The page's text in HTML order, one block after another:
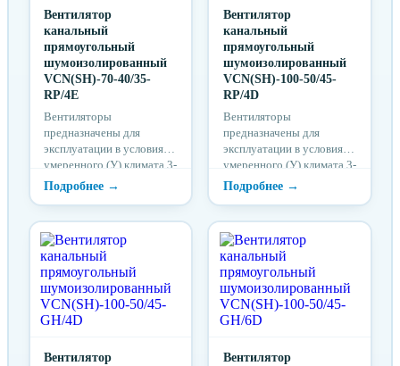
Вентилятор
канальный
прямоугольный
шумоизолированный
VCN(SH)-70-40/35-
RP/4E
Вентиляторы
предназначены для
эксплуатации в условиях
умеренного (У) климата 3-
й категории размещения
по ГОСТ 15150 при
кислотных, щелочных и
других агрессивных
примесей, при
температуре
окружающей среды от
-25ºС до +50 ºС.
Вентилятор
канальный
прямоугольный
шумоизолированный
VCN(SH)-100-50/45-
RP/4D
Вентиляторы
предназначены для
эксплуатации в условиях
умеренного (У) климата 3-
й категории размещения
по ГОСТ 15150 при
кислотных, щелочных и
других агрессивных
примесей, при
температуре
окружающей среды от
-25ºС до +50 ºС.
Вентилятор
Вентилятор